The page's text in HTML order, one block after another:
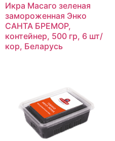
Икра Масаго зеленая
замороженная Энко
САНТА БРЕМОР,
контейнер, 500 гр, 6 шт/
кор, Беларусь